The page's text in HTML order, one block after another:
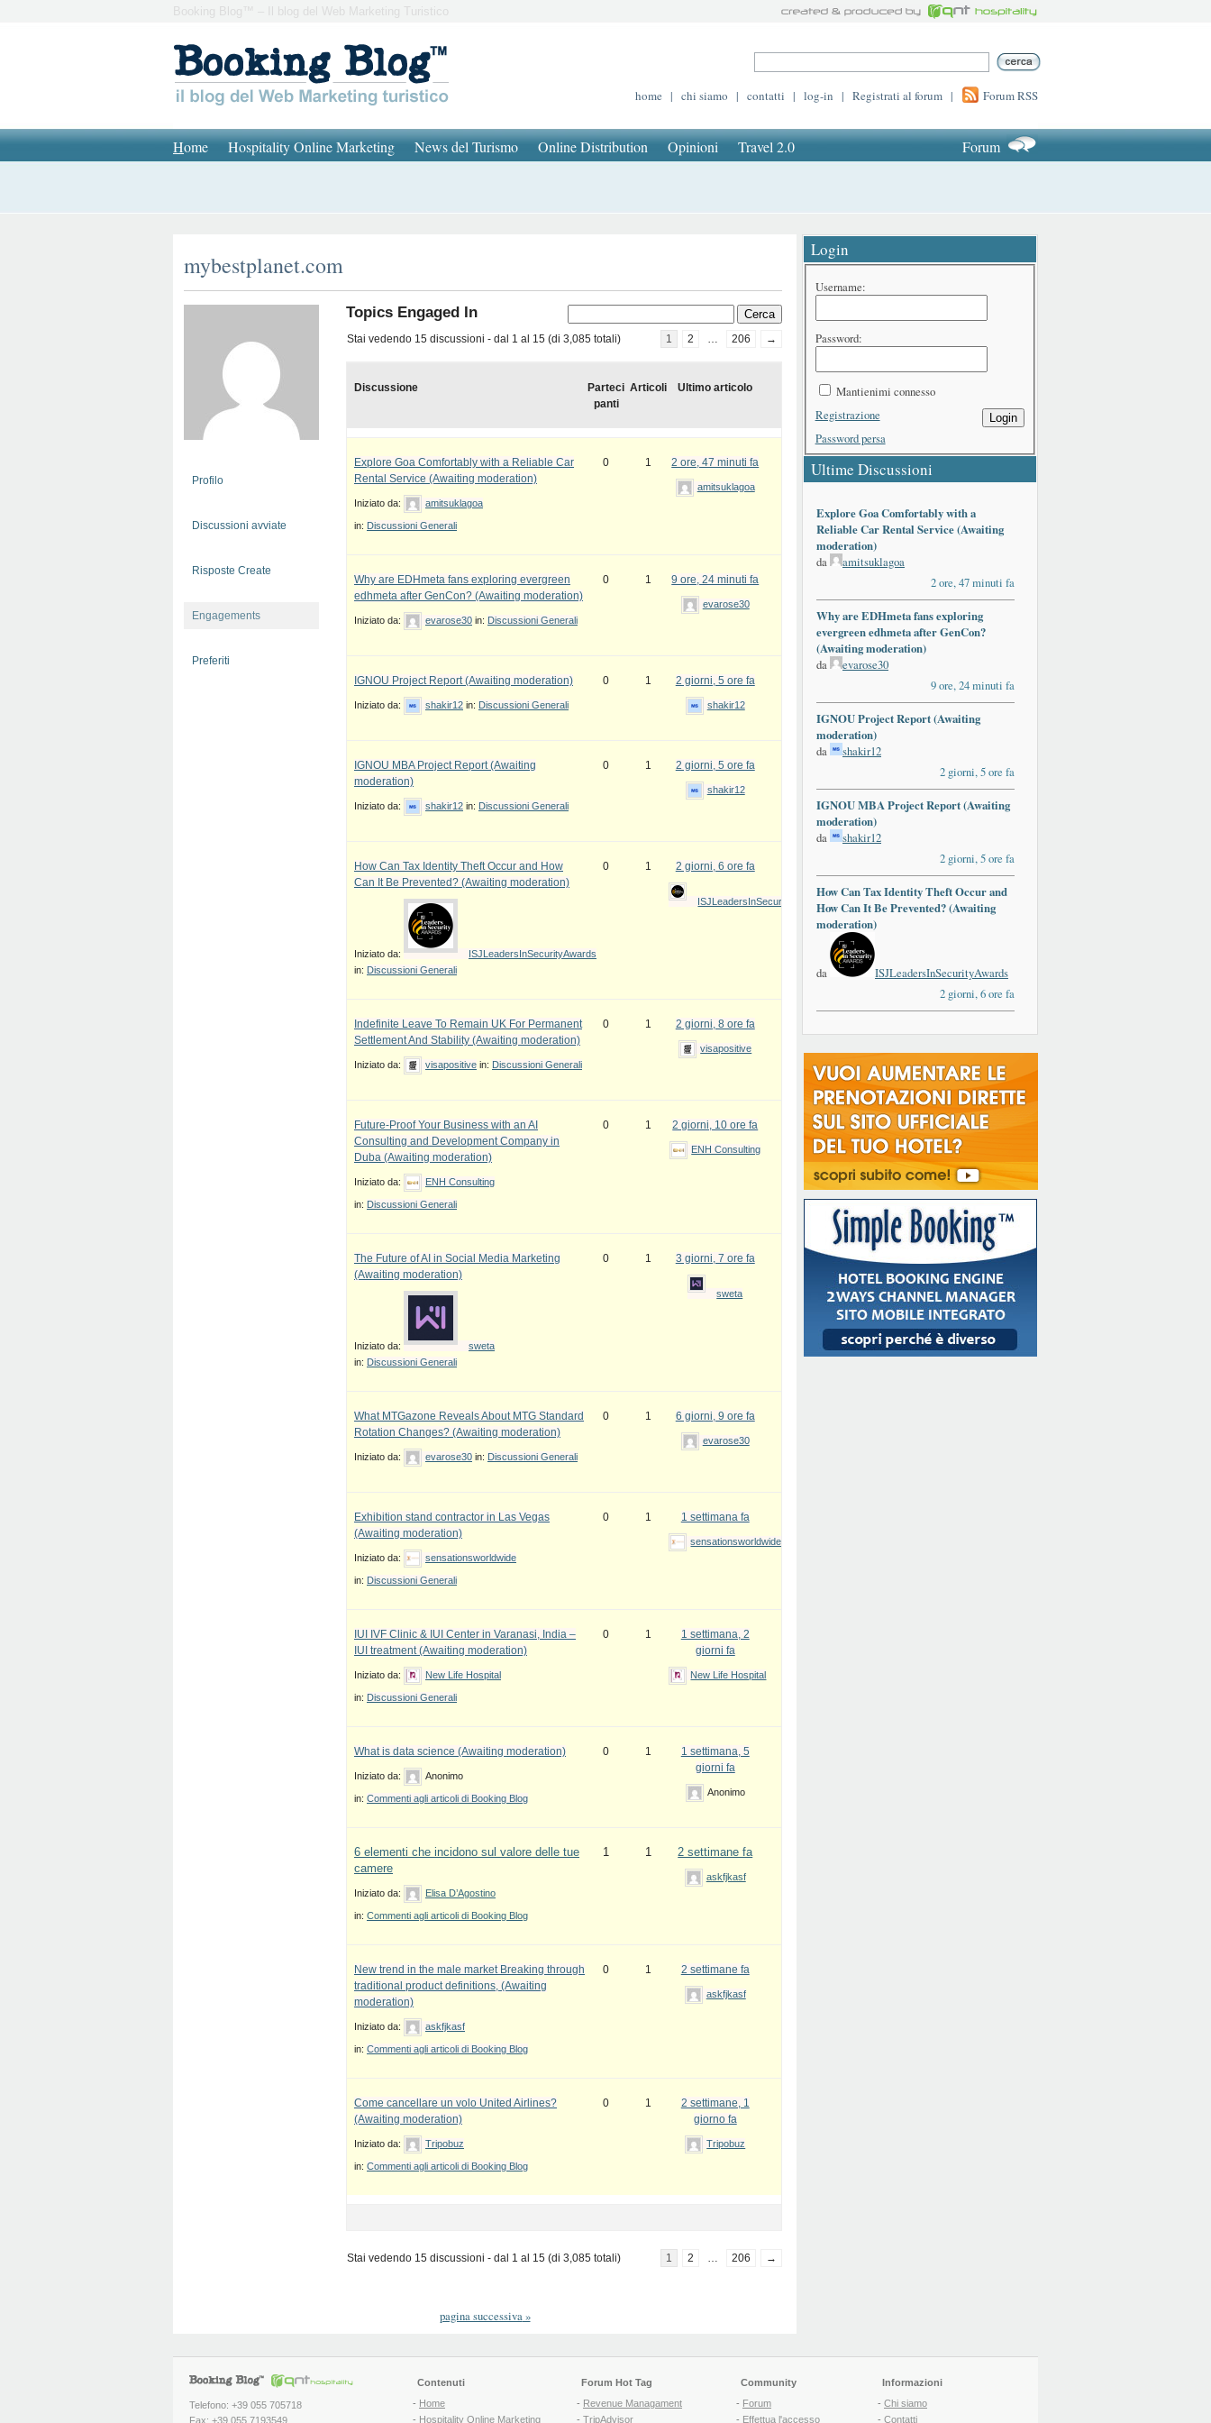
Booking Blog™ – Il blog del Web Marketing Turistico
home | chi siamo | contatti | log-in | Registrati al forum | Forum RSS
Home Hospitality Online Marketing News del Turismo Online Distribution Opinioni Travel 2.0 Forum
mybestplanet.com
Profilo
Discussioni avviate
Risposte Create
Engagements
Preferiti
Topics Engaged In
Stai vedendo 15 discussioni - dal 1 al 15 (di 3,085 totali) 1 2 … 206 →
Discussione
Parteci
panti
Articoli Ultimo articolo
Explore Goa Comfortably with a Reliable Car
Rental Service (Awaiting moderation)
Iniziato da: amitsuklagoa
in: Discussioni Generali
0 1 2 ore, 47 minuti fa
amitsuklagoa
Why are EDHmeta fans exploring evergreen
edhmeta after GenCon? (Awaiting moderation)
Iniziato da: evarose30 in: Discussioni Generali
0 1 9 ore, 24 minuti fa
evarose30
IGNOU Project Report (Awaiting moderation)
Iniziato da: shakir12 in: Discussioni Generali
0 1 2 giorni, 5 ore fa
shakir12
IGNOU MBA Project Report (Awaiting
moderation)
Iniziato da: shakir12 in: Discussioni Generali
0 1 2 giorni, 5 ore fa
shakir12
How Can Tax Identity Theft Occur and How
Can It Be Prevented? (Awaiting moderation)
Iniziato da:
ISJLeadersInSecurityAwards
in: Discussioni Generali
0 1 2 giorni, 6 ore fa
ISJLeadersInSecurityAwards
Indefinite Leave To Remain UK For Permanent
Settlement And Stability (Awaiting moderation)
Iniziato da: visapositive in: Discussioni Generali
0 1 2 giorni, 8 ore fa
visapositive
Future-Proof Your Business with an AI
Consulting and Development Company in
Duba (Awaiting moderation)
Iniziato da: ENH Consulting
in: Discussioni Generali
0 1 2 giorni, 10 ore fa
ENH Consulting
The Future of AI in Social Media Marketing
(Awaiting moderation)
Iniziato da:
sweta
in: Discussioni Generali
0 1 3 giorni, 7 ore fa
sweta
What MTGazone Reveals About MTG Standard
Rotation Changes? (Awaiting moderation)
Iniziato da: evarose30 in: Discussioni Generali
0 1 6 giorni, 9 ore fa
evarose30
Exhibition stand contractor in Las Vegas
(Awaiting moderation)
Iniziato da: sensationsworldwide
in: Discussioni Generali
0 1 1 settimana fa
sensationsworldwide
IUI IVF Clinic & IUI Center in Varanasi, India –
IUI treatment (Awaiting moderation)
Iniziato da: New Life Hospital
in: Discussioni Generali
0 1
1 settimana, 2
giorni fa
New Life Hospital
What is data science (Awaiting moderation)
Iniziato da: Anonimo
in: Commenti agli articoli di Booking Blog
0 1
1 settimana, 5
giorni fa
Anonimo
6 elementi che incidono sul valore delle tue
camere
Iniziato da: Elisa D’Agostino
in: Commenti agli articoli di Booking Blog
1 1 2 settimane fa
askfjkasf
New trend in the male market Breaking through
traditional product definitions, (Awaiting
moderation)
Iniziato da: askfjkasf
in: Commenti agli articoli di Booking Blog
0 1 2 settimane fa
askfjkasf
Come cancellare un volo United Airlines?
(Awaiting moderation)
Iniziato da: Tripobuz
in: Commenti agli articoli di Booking Blog
0 1
2 settimane, 1
giorno fa
Tripobuz
Stai vedendo 15 discussioni - dal 1 al 15 (di 3,085 totali) 1 2 … 206 →
pagina successiva»
Login
Username:
Password:
Mantienimi connesso
Login
Registrazione
Password persa
Ultime Discussioni
Explore Goa Comfortably with a
Reliable Car Rental Service (Awaiting
moderation)
da
amitsuklagoa
2 ore, 47 minuti fa
Why are EDHmeta fans exploring
evergreen edhmeta after GenCon?
(Awaiting moderation)
da
evarose30
9 ore, 24 minuti fa
IGNOU Project Report (Awaiting
moderation)
da
shakir12
2 giorni, 5 ore fa
IGNOU MBA Project Report (Awaiting
moderation)
da
shakir12
2 giorni, 5 ore fa
How Can Tax Identity Theft Occur and
How Can It Be Prevented? (Awaiting
moderation)
da
ISJLeadersInSecurityAwards
2 giorni, 6 ore fa
Telefono: +39 055 705718
Fax: +39 055 7193549
Contenuti
- Home
- Hospitality Online Marketing
Forum Hot Tag
- Revenue Managament
- TripAdvisor
Community
- Forum
- Effettua l'accesso
Informazioni
- Chi siamo
- Contatti